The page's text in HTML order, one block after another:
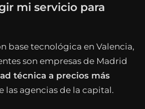
mi servicio para
base tecnológica en Valencia,
son empresas de Madrid
técnica a precios más
las agencias de la capital.